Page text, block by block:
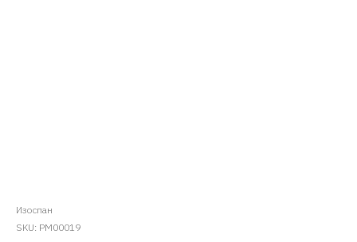
Изоспан
SKU: PM00019